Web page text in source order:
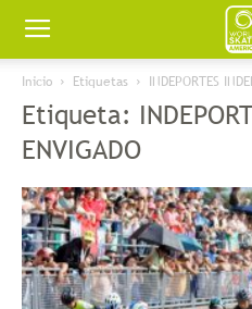
Worldskate
America
Inicio Etiquetas INDEPORTES
Etiqueta:
ENVIGADO